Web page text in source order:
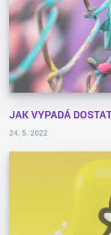
JAK VYPADÁ
24. 5. 2022